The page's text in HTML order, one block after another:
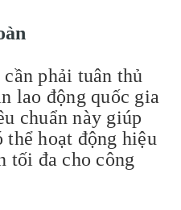
phải tuân thủ
lao động quốc gia
chuẩn này giúp
hoạt động hiệu
tối đa cho công